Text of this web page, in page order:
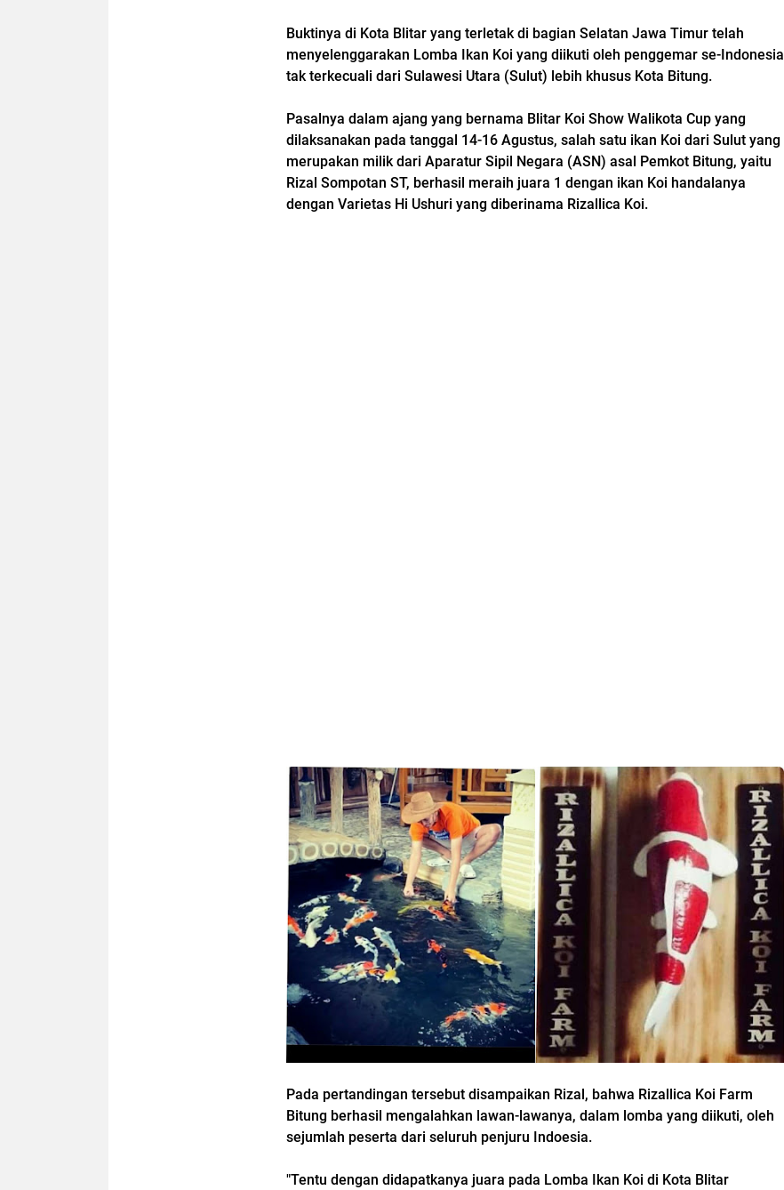
Buktinya di Kota Blitar yang terletak di bagian Selatan Jawa Timur telah
menyelenggarakan Lomba Ikan Koi yang diikuti oleh penggemar se-Indonesia
tak terkecuali dari Sulawesi Utara (Sulut) lebih khusus Kota Bitung.
Pasalnya dalam ajang yang bernama Blitar Koi Show Walikota Cup yang
dilaksanakan pada tanggal 14-16 Agustus, salah satu ikan Koi dari Sulut yang
merupakan milik dari Aparatur Sipil Negara (ASN) asal Pemkot Bitung, yaitu
Rizal Sompotan ST, berhasil meraih juara 1 dengan ikan Koi handalanya
dengan Varietas Hi Ushuri yang diberinama Rizallica Koi.
Pada pertandingan tersebut disampaikan Rizal, bahwa Rizallica Koi Farm
Bitung berhasil mengalahkan lawan-lawanya, dalam lomba yang diikuti, oleh
sejumlah peserta dari seluruh penjuru Indoesia.
"Tentu dengan didapatkanya juara pada Lomba Ikan Koi di Kota Blitar